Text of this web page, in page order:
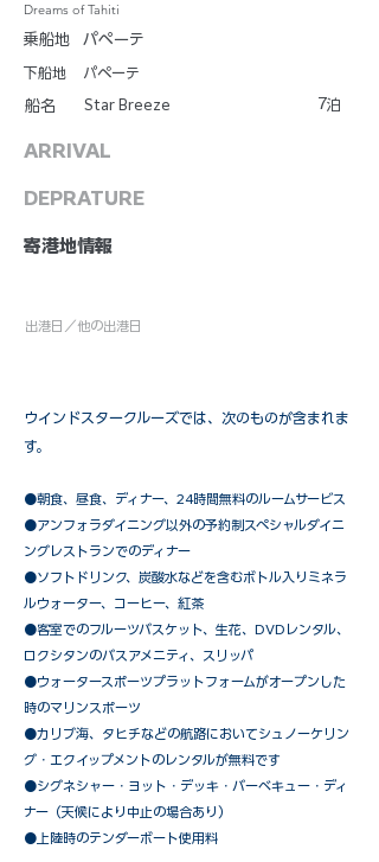
Dreams of Tahiti
乗船地
下船地
船名
パペーテ
パペーテ
Star Breeze 7泊
ARRIVAL
DEPRATURE
​寄港地情報
出港日／他の出港日
ウインドスタークルーズでは、次のものが含まれま
す。
●朝食、昼食、ディナー、24時間無料のルームサービス
​●アンフォラダイニング以外の予約制スペシャルダイニ
ングレストランでのディナー
●ソフトドリンク、炭酸水などを含むボトル入りミネラ
ルウォーター、コーヒー、紅茶
●客室でのフルーツバスケット、生花、DVDレンタル、
ロクシタンのバスアメニティ、スリッパ
●ウォータースポーツプラットフォームがオープンした
時のマリンスポーツ
●カリブ海、タヒチなどの航路においてシュノーケリン
グ・エクイップメントのレンタルが無料です
​●シグネシャー・ヨット・デッキ・バーベキュー・ディ
ナー（天候により中止の場合あり）
●上陸時のテンダーボート使用料